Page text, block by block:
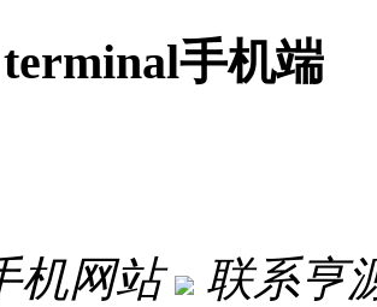
手机端
机网站
联系亨